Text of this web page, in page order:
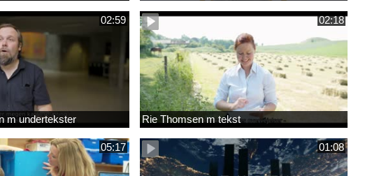
02:59
m undertekster
02:18
Rie Thomsen m tekst
05:17 01:08